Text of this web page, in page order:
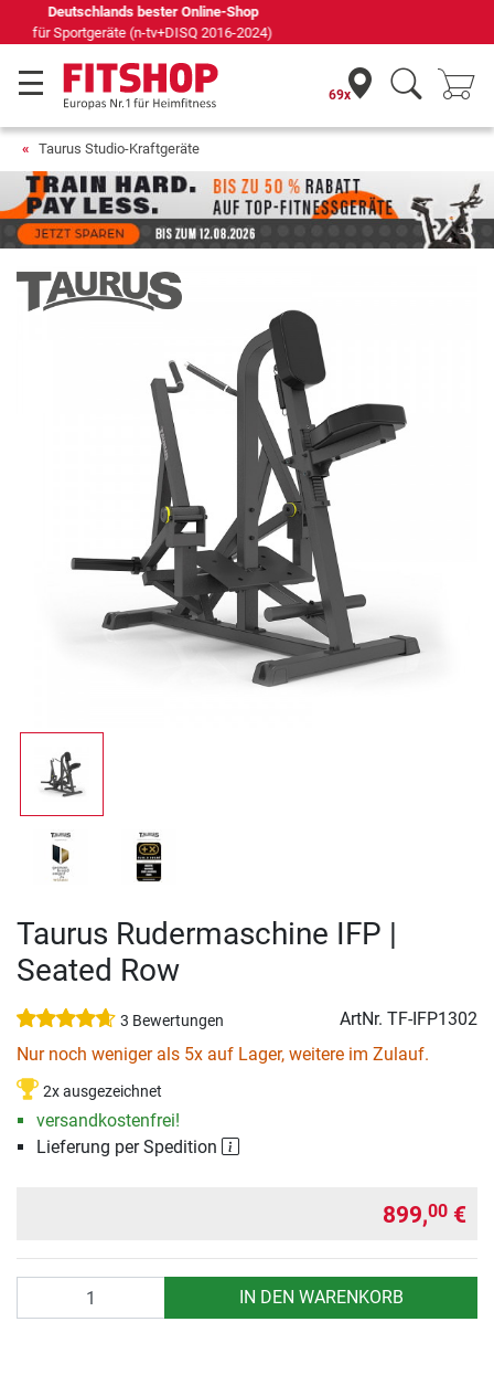
Seit 42 Jahren Ihr Experte für Heimfitness
69x
Taurus Studio-Kraftgeräte
Taurus Rudermaschine IFP |
Seated Row
3 Bewertungen ArtNr. TF-IFP1302
Nur noch weniger als 5x auf Lager, weitere im Zulauf.
2x ausgezeichnet
versandkostenfrei!
Lieferung per Spedition
899,00 €
IN DEN WARENKORB